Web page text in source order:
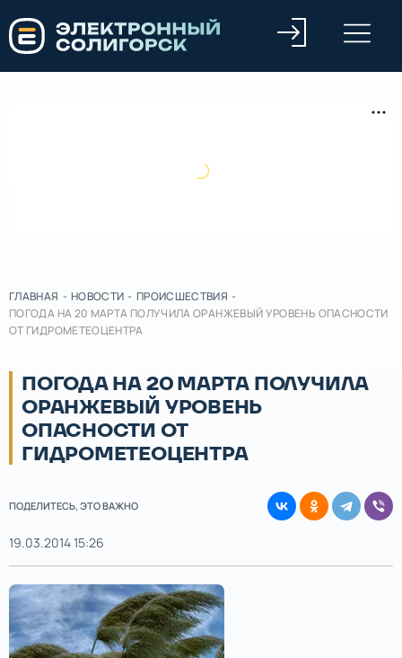
ГЛАВНАЯ - НОВОСТИ - ПРОИСШЕСТВИЯ -
ПОГОДА НА 20 МАРТА ПОЛУЧИЛА ОРАНЖЕВЫЙ УРОВЕНЬ ОПАСНОСТИ
ОТ ГИДРОМЕТЕОЦЕНТРА
ПОГОДА НА 20 МАРТА ПОЛУЧИЛА
ОРАНЖЕВЫЙ УРОВЕНЬ
ОПАСНОСТИ ОТ
ГИДРОМЕТЕОЦЕНТРА
ПОДЕЛИТЕСЬ, ЭТО ВАЖНО
19.03.2014 15:26